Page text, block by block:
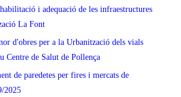
i adequació de les infraestructures
La Font
d'obres per a la Urbanització dels vials
Centre de Salut de Pollença
de paredetes per fires i mercats de
2025